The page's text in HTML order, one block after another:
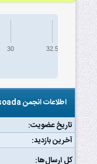
30 32.5
اطلاعات انجمن soada
تاریخ عضویت:
آخرین بازدید:
کل ارسال‌ها: